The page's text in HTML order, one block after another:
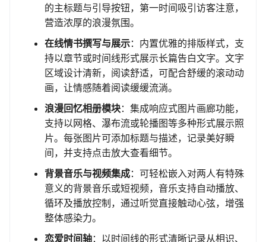
的主标题与引导按钮，第一时间吸引访客注意，
营造浓厚的浪漫氛围。
在线情书撰写与展示：内置优雅的排版样式，支
持以章节或时间线形式展示长篇告白文字。文字
区域设计清新，阅读舒适，可配合舒缓的滚动动
画，让情感随着阅读缓缓流淌。
浪漫回忆相册模块：集成响应式图片画廊功能，
支持以网格、瀑布流或轮播图等多种形式展示照
片。每张图片可添加标题与描述，记录美好瞬
间，并支持点击放大查看细节。
背景音乐与视频集成：可轻松嵌入对两人有特殊
意义的背景音乐或短视频，音乐支持自动播放、
循环及播放控制，通过听觉直接触动心弦，增强
整体感染力。
恋爱时间轴：以时间线的形式清晰记录从相识、